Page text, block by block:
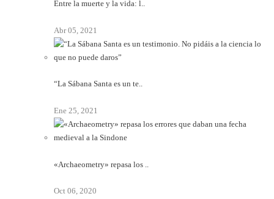
Entre la muerte y la vida: l..
Abr 05, 2021
“La Sábana Santa es un te..
Ene 25, 2021
«Archaeometry» repasa los ..
Oct 06, 2020